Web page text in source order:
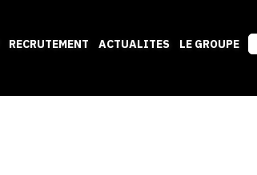
RECRUTEMENT ACTUALITES LE GROUPE